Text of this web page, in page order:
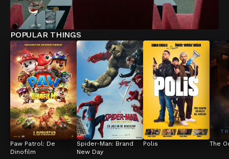
POPULAR THINGS
Paw Patrol: De
Dinofilm
Spider-Man: Brand
New Day
Polis The